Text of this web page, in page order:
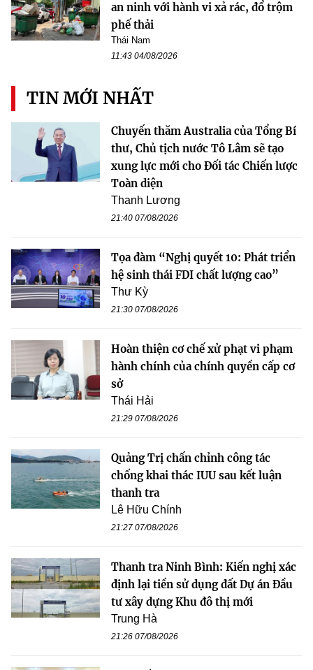
an ninh với hành vi xả rác, đổ trộm
phế thải
Thái Nam
11:43 04/08/2026
TIN MỚI NHẤT
Chuyến thăm Australia của Tổng Bí
thư, Chủ tịch nước Tô Lâm sẽ tạo
xung lực mới cho Đối tác Chiến lược
Toàn diện
Thanh Lương
21:40 07/08/2026
Tọa đàm “Nghị quyết 10: Phát triển
hệ sinh thái FDI chất lượng cao”
Thư Kỳ
21:30 07/08/2026
Hoàn thiện cơ chế xử phạt vi phạm
hành chính của chính quyền cấp cơ
sở
Thái Hải
21:29 07/08/2026
Quảng Trị chấn chỉnh công tác
chống khai thác IUU sau kết luận
thanh tra
Lê Hữu Chính
21:27 07/08/2026
Thanh tra Ninh Bình: Kiến nghị xác
định lại tiền sử dụng đất Dự án Đầu
tư xây dựng Khu đô thị mới
Trung Hà
21:26 07/08/2026